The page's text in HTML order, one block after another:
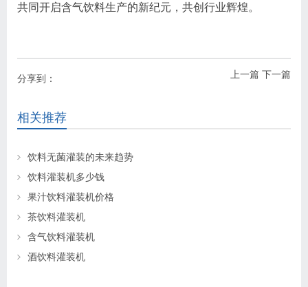
共同开启含气饮料生产的新纪元，共创行业辉煌。
上一篇 下一篇
分享到：
相关推荐
饮料无菌灌装的未来趋势
饮料灌装机多少钱
果汁饮料灌装机价格
茶饮料灌装机
含气饮料灌装机
酒饮料灌装机